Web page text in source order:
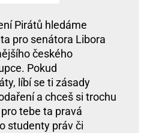
Pirátů hledáme
pro senátora Libora
českého
Pokud
líbí se ti zásady
a chceš si trochu
tebe ta pravá
studenty práv či